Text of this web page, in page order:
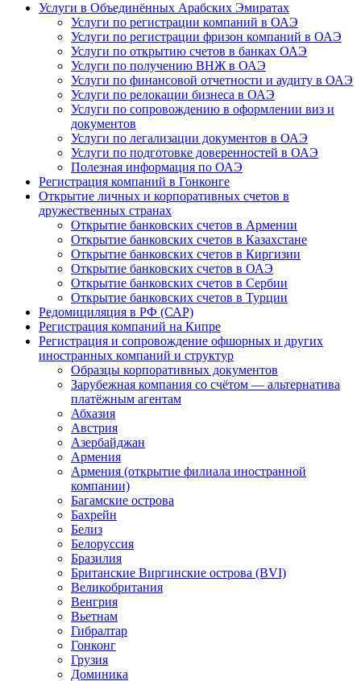
Услуги в Объединённых Арабских Эмиратах
Услуги по регистрации компаний в ОАЭ
Услуги по регистрации фризон компаний в ОАЭ
Услуги по открытию счетов в банках ОАЭ
Услуги по получению ВНЖ в ОАЭ
Услуги по финансовой отчетности и аудиту в ОАЭ
Услуги по релокации бизнеса в ОАЭ
Услуги по сопровождению в оформлении виз и
документов
Услуги по легализации документов в ОАЭ
Услуги по подготовке доверенностей в ОАЭ
Полезная информация по ОАЭ
Регистрация компаний в Гонконге
Открытие личных и корпоративных счетов в
дружественных странах
Открытие банковских счетов в Армении
Открытие банковских счетов в Казахстане
Открытие банковских счетов в Киргизии
Открытие банковских счетов в ОАЭ
Открытие банковских счетов в Сербии
Открытие банковских счетов в Турции
Редомициляция в РФ (САР)
Регистрация компаний на Кипре
Регистрация и сопровождение офшорных и других
иностранных компаний и структур
Образцы корпоративных документов
Зарубежная компания со счётом — альтернатива
платёжным агентам
Абхазия
Австрия
Азербайджан
Армения
Армения (открытие филиала иностранной
компании)
Багамские острова
Бахрейн
Белиз
Белоруссия
Бразилия
Британские Виргинские острова (BVI)
Великобритания
Венгрия
Вьетнам
Гибралтар
Гонконг
Грузия
Доминика